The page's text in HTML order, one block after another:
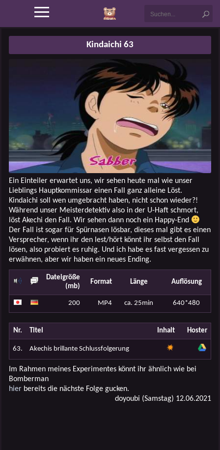
Kindaichi 63
Ein Einteiler erwartet uns, wir sehen heute mal wie unser
Lieblings Hauptkommissar einen Fall ganz alleine Löst.
Kindaichi soll wen umgebracht haben, nicht schon wieder?!
Während unser Meisterdetektiv also in der U-Haft schmort,
löst Akechi den Fall. Wir sehen dann noch ein Happy-End
Der Fall ist sogar für Spürnasen lösbar, dieses mal gibt es einen
Versprecher, wenn ihr den lest/hört könnt ihr selbst den Fall
lösen, also probiert es ruhig. Und ich habe es fast vergessen zu
erwähnen, aber wir haben ein neues Ending.
Dateigröße
(mb)
Format Länge Auflösung
200 MP4 ca. 25min 640*480
Nr. Titel Inhalt Hoster
63. Akechis brillante Schlussfolgerung
Im Rahmen meines Experimentes könnt ihr ähnlich wie bei
Bomberman
hier bereits die nächste Folge gucken.
doyoubi (Samstag) 12.06.2021